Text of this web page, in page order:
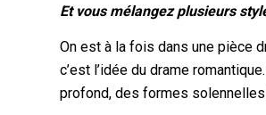
Et vous mélangez plusieurs
On est à la fois dans une pièce
c’est l’idée du drame
profond, des formes